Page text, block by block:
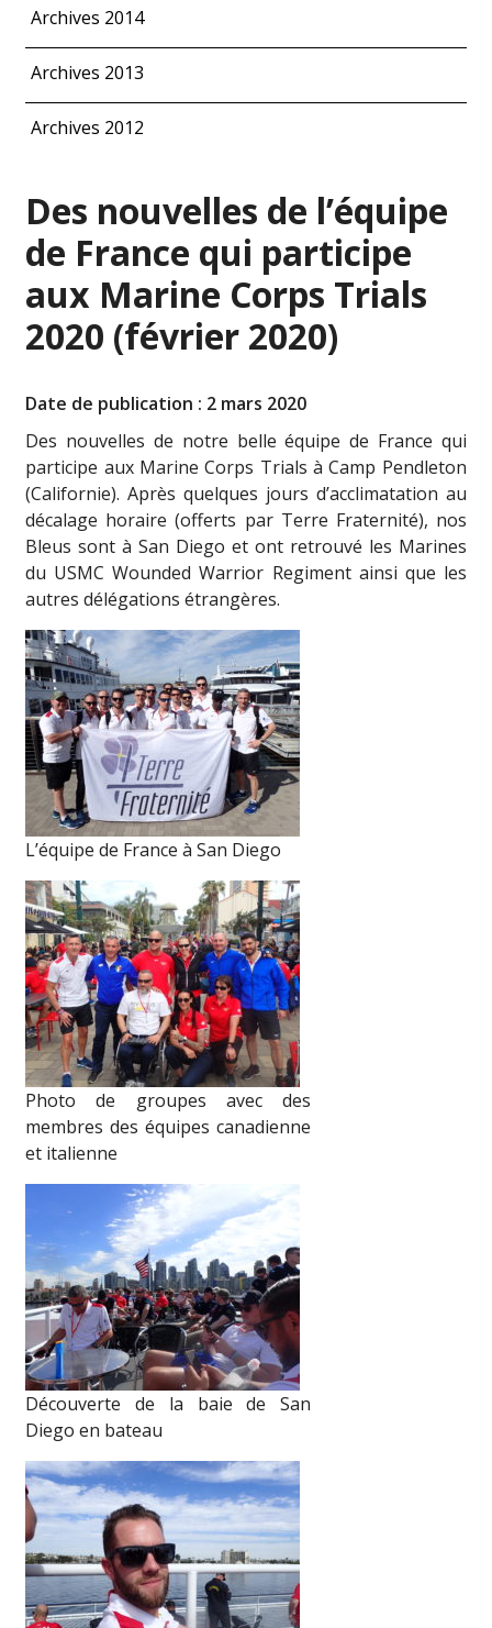
Archives 2014
Archives 2013
Archives 2012
Des nouvelles de l’équipe
de France qui participe
aux Marine Corps Trials
2020 (février 2020)
Date de publication : 2 mars 2020
Des nouvelles de notre belle équipe de France qui
participe aux Marine Corps Trials à Camp Pendleton
(Californie). Après quelques jours d’acclimatation au
décalage horaire (offerts par Terre Fraternité), nos
Bleus sont à San Diego et ont retrouvé les Marines
du USMC Wounded Warrior Regiment ainsi que les
autres délégations étrangères.
L’équipe de France à San Diego
Photo de groupes avec des
membres des équipes canadienne
et italienne
Découverte de la baie de San
Diego en bateau